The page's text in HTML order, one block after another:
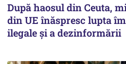
După haosul din Ceuta,
din UE înăspresc lupta
ilegale și a dezinformării